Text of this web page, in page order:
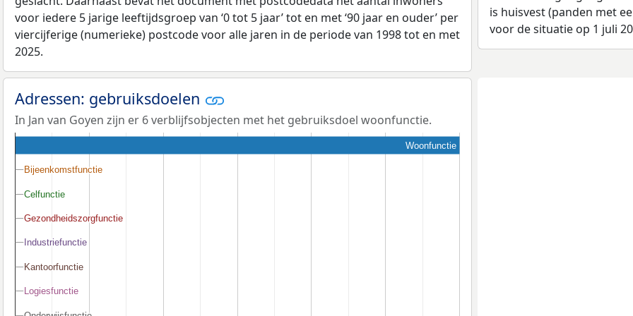
voor iedere 5 jarige leeftijdsgroep van ‘0 tot 5 jaar’ tot en met ‘90 jaar en ouder’ per
viercijferige (numerieke) postcode voor alle jaren in de periode van 1998 tot en met
2025.
is huisvest (panden met
voor de situatie op 1 juli
Adressen: gebruiksdoelen
In Jan van Goyen zijn er 6 verblijfsobjecten met het gebruiksdoel woonfunctie.
Woonfunctie
Bijeenkomstfunctie
Bijeenkomstfunctie
Celfunctie
Celfunctie
Gezondheidszorgfunctie
Gezondheidszorgfunctie
Industriefunctie
Industriefunctie
Kantoorfunctie
Kantoorfunctie
Logiesfunctie
Logiesfunctie